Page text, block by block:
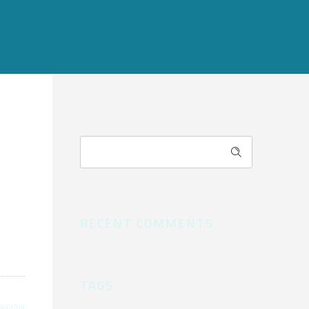
RECENT COMMENTS
TAGS